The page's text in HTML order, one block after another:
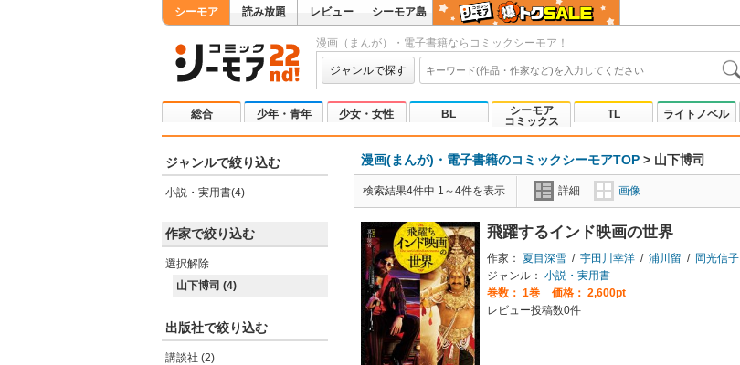
シーモア 読み放題 レビュー シーモア島
漫画（まんが）・電子書籍ならコミックシーモア！
ジャンルで探す
総合 少年・青年 少女・女性 BL
シーモア
コミックス
TL ライトノベル
ジャンルで絞り込む
小説・実用書(4)
作家で絞り込む
選択解除
山下博司 (4)
出版社で絞り込む
講談社 (2)
漫画(まんが)・電子書籍のコミックシーモアTOP > 山下博司
検索結果4件中 1～4件を表示 詳細 画像
飛躍するインド映画の世界
作家： 夏目深雪 / 宇田川幸洋 / 浦川留 / 岡光信子
ジャンル： 小説・実用書
巻数： 1巻
価格： 2,600pt
レビュー投稿数0件